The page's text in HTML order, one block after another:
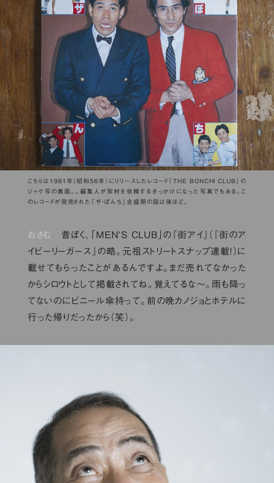
こちらは1981年（昭和56年）にリリースしたレコード『THE BONCHI CLUB』の
ジャケ写の裏面。。編集人が取材を依頼するきっかけになった写真でもある。こ
のレコードが発売された「ザ・ぼんち」全盛期の話は後ほど。
おさむ
昔ぼく、「MEN’S CLUB」の『街アイ』（『街のア
イビーリーガース』の略。元祖ストリートスナップ連載！）に
載せてもらったことがあるんですよ。まだ売れてなかった
からシロウトとして掲載されてね。覚えてるな〜。雨も降っ
てないのにビニール傘持って。前の晩カノジョとホテルに
行った帰りだったから（笑）。